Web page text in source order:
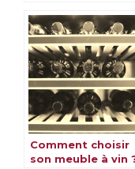
collection
Comment choisir
son meuble à vin